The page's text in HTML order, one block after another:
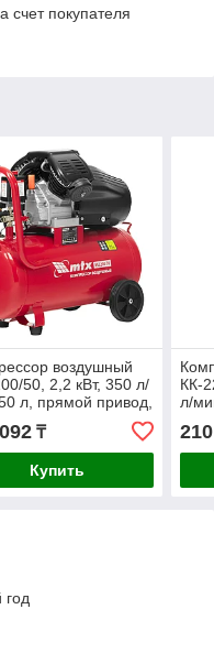
счет покупателя
воздушный
50, 2,2 кВт, 350 л/
л, прямой привод,
MTX
₸
Купить
КК-
л/
год